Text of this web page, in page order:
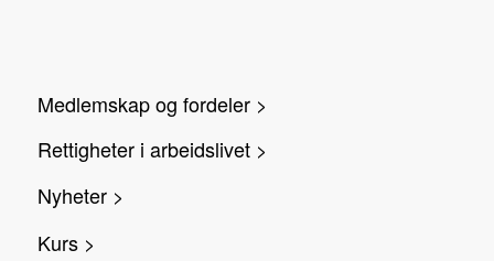
Medlemskap og fordeler >
Rettigheter i arbeidslivet >
Nyheter >
Kurs >